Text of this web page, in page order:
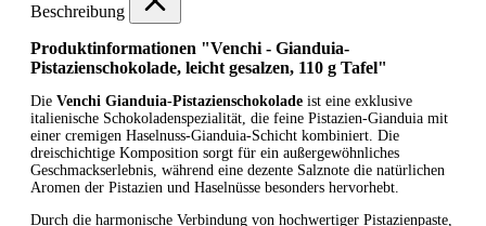
Beschreibung
Produktinformationen "Venchi - Gianduia-
Pistazienschokolade, leicht gesalzen, 110 g Tafel"
Die Venchi Gianduia-Pistazienschokolade ist eine exklusive
italienische Schokoladenspezialität, die feine Pistazien-Gianduia mit
einer cremigen Haselnuss-Gianduia-Schicht kombiniert. Die
dreischichtige Komposition sorgt für ein außergewöhnliches
Geschmackserlebnis, während eine dezente Salznote die natürlichen
Aromen der Pistazien und Haselnüsse besonders hervorhebt.
Durch die harmonische Verbindung von hochwertiger Pistazienpaste,